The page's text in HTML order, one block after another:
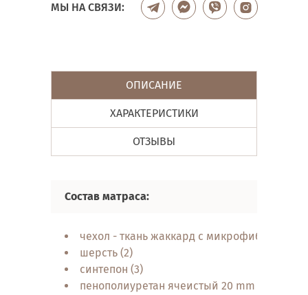
МЫ НА СВЯЗИ:
ОПИСАНИЕ
ХАРАКТЕРИСТИКИ
ОТЗЫВЫ
Состав матраса:
чехол - ткань жаккард с микрофиброй (1)
шерсть (2)
синтепон (3)
пенополиуретан ячеистый 20 mm (4)